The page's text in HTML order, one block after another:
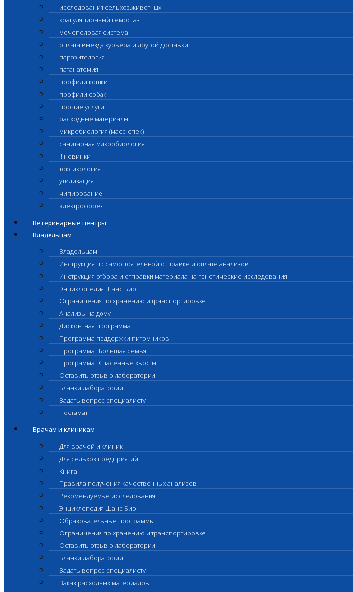
исследования сельхоз.животных
коагуляционный гемостаз
мочеполовая система
оплата выезда курьера и другой доставки
паразитология
патанатомия
профили кошки
профили собак
прочие услуги
расходные материалы
микробиология (масс-спек)
санитарная микробиология
!!!новинки
токсикология
утилизация
чипирование
электрофорез
Ветеринарные центры
Владельцам
Владельцам
Инструкция по самостоятельной отправке и оплате анализов
Инструкция отбора и отправки материала на генетические исследования
Энциклопедия Шанс Био
Ограничения по хранению и транспортировке
Анализы на дому
Дисконтная программа
Программа поддержки питомников
Программа "Большая семья"
Программа "Спасенные хвосты"
Оставить отзыв о лаборатории
Бланки лаборатории
Задать вопрос специалисту
Постамат
Врачам и клиникам
Для врачей и клиник
Для сельхоз предприятий
Книга
Правила получения качественных анализов
Рекомендуемые исследования
Энциклопедия Шанс Био
Образовательные программы
Ограничения по хранению и транспортировке
Оставить отзыв о лаборатории
Бланки лаборатории
Задать вопрос специалисту
Заказ расходных материалов